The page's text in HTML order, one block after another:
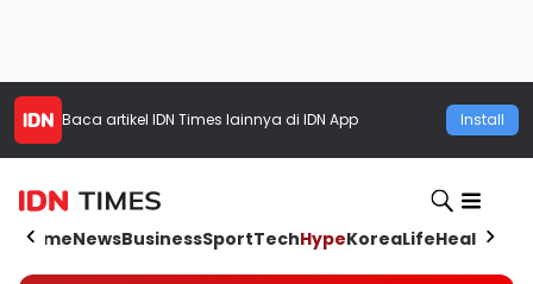
Baca artikel IDN Times lainnya di IDN App Install
HomeNewsBusinessSportTechHypeKoreaLifeHealth